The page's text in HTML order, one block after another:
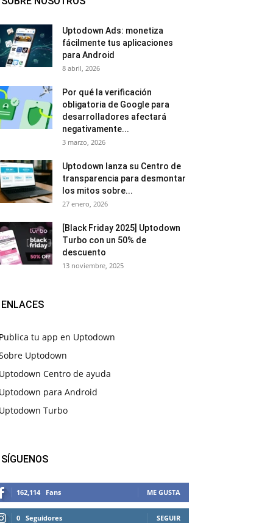
Uptodown Ads: monetiza
fácilmente tus aplicaciones
para Android
8 abril, 2026
Por qué la verificación
obligatoria de Google para
desarrolladores afectará
negativamente...
3 marzo, 2026
Uptodown lanza su Centro de
transparencia para desmontar
los mitos sobre...
27 enero, 2026
[Black Friday 2025] Uptodown
Turbo con un 50% de
descuento
13 noviembre, 2025
ENLACES
tu app en Uptodown
Uptodown
Centro de ayuda
para Android
Turbo
SÍGUENOS
162,114 Fans ME GUSTA
0 Seguidores SEGUIR